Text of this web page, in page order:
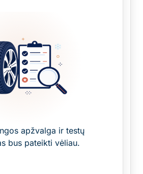
apžvalga ir testų
bus pateikti vėliau.